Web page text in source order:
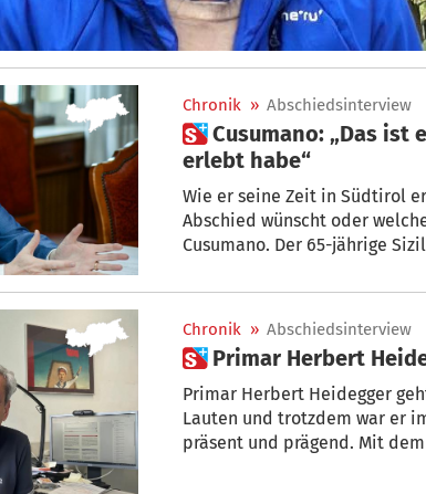
Chronik » Abschiedsinterview
 Cusumano: „Das ist etwas Einmaliges, wie ich es nur in Südtirol
erlebt habe“
Wie er seine Zeit in Südtirol
Abschied wünscht oder
Cusumano. Der 65-jährige
Chronik » Abschiedsinterview
 Primar Herbert
Primar Herbert Heidegger geht nach 27 Jahren in Pension. Er war nie einer der
Lauten und trotzdem war er im Meraner
präsent und prägend. Mit dem morgigen 70.